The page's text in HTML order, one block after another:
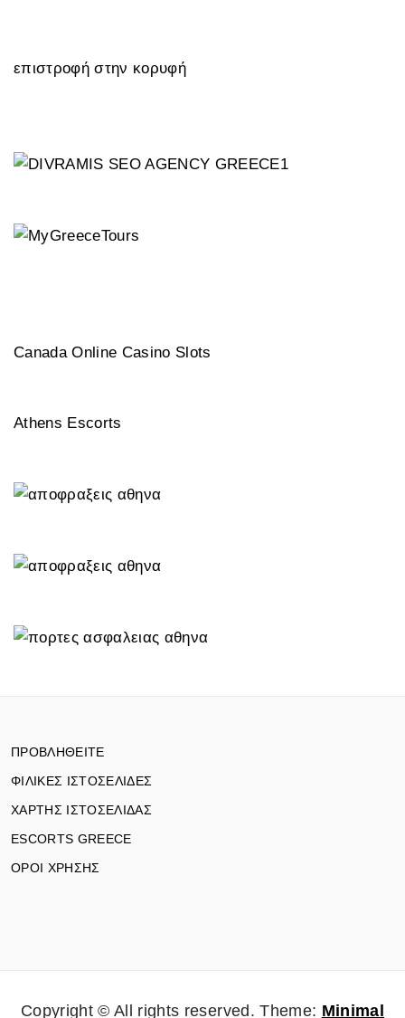
επιστροφή στην κορυφή
Canada Online Casino Slots
Athens Escorts
ΠΡΟΒΛΗΘΕΙΤΕ
ΦΙΛΙΚΕΣ ΙΣΤΟΣΕΛΙΔΕΣ
ΧΑΡΤΗΣ ΙΣΤΟΣΕΛΙΔΑΣ
ESCORTS GREECE
ΟΡΟΙ ΧΡΗΣΗΣ
Copyright © All rights reserved. Theme: Minimal